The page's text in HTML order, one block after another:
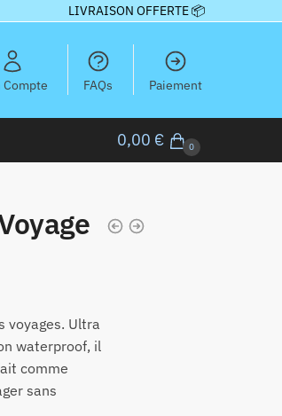
LIVRAISON OFFERTE 📦
Compte FAQs Paiement
0,00 € 0
voyages. Ultra
waterproof, il
comme
sans